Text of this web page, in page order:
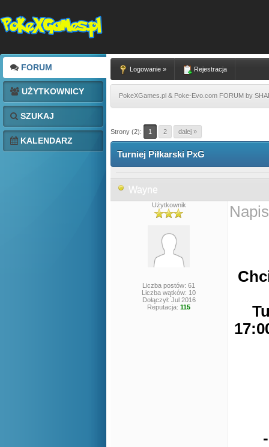
FORUM
UŻYTKOWNICY
SZUKAJ
KALENDARZ
Logowanie » Rejestracja
PokeXGames.pl & Poke-Evo.com FORUM by
Strony (2): 1 2 dalej »
Turniej Piłkarski PxG
Wayne
Użytkownik
Liczba postów: 61
Liczba wątków: 10
Dołączył: Jul 2016
Reputacja: 115